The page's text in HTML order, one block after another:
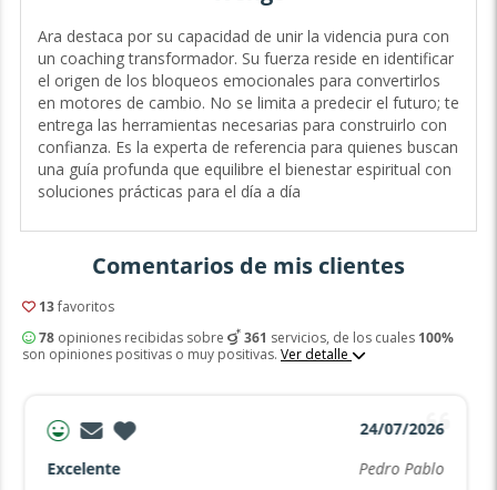
Ara destaca por su capacidad de unir la videncia pura con
un coaching transformador. Su fuerza reside en identificar
el origen de los bloqueos emocionales para convertirlos
en motores de cambio. No se limita a predecir el futuro; te
entrega las herramientas necesarias para construirlo con
confianza. Es la experta de referencia para quienes buscan
una guía profunda que equilibre el bienestar espiritual con
soluciones prácticas para el día a día
Comentarios de mis clientes
13favoritos
78opiniones recibidas sobre 361 servicios, de los cuales 100%
son opiniones positivas o muy positivas. Ver detalle
24/07/2026
Excelente
Pedro Pablo